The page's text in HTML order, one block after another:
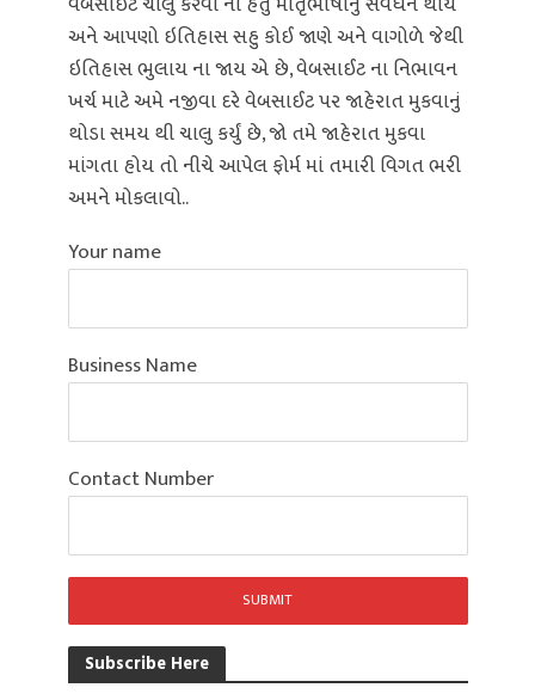
અને આપણો ઇતિહાસ સહુ કોઈ જાણે અને વાગોળે જેથી
ઇતિહાસ ભુલાય ના જાય એ છે, વેબસાઈટ ના નિભાવન
ખર્ચ માટે અમે નજીવા દરે વેબસાઈટ પર જાહેરાત મુકવાનું
થોડા સમય થી ચાલુ કર્યું છે, જો તમે જાહેરાત મુકવા
માંગતા હોય તો નીચે આપેલ ફોર્મ માં તમારી વિગત ભરી
અમને મોકલાવો..
Your name
Business Name
Contact Number
Subscribe Here